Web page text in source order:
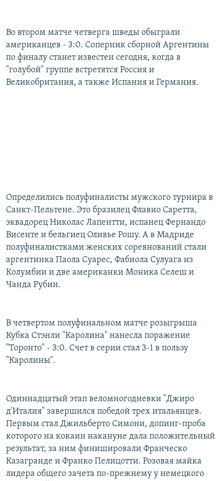
Во втором матче четверга шведы обыграли
американцев - 3:0. Соперник сборной Аргентины
по финалу станет известен сегодня, когда в
"голубой" группе встретятся Россия и
Великобритания, а также Испания и Германия.
Определились полуфиналисты мужского турнира в
Санкт-Пельтене. Это бразилец Флавио Саретта,
эквадорец Николас Лапентти, испанец Фернандо
Висенте и бельгиец Оливье Рошу. А в Мадриде
полуфиналистками женских соревнований стали
аргентинка Паола Суарес, Фабиола Сулуага из
Колумбии и две американки Моника Селеш и
Чанда Рубин.
В четвертом полуфинальном матче розыгрыша
Кубка Стэнли "Каролина" нанесла поражение
"Торонто" - 3:0. Счет в серии стал 3-1 в пользу
"Каролины".
Одиннадцатый этап веломногодневки "Джиро
д'Италия" завершился победой трех итальянцев.
Первым стал Джильберто Симони, допинг-проба
которого на кокаин накануне дала положительный
результат, за ним финишировали Франческо
Казагранде и Франко Пелицотти. Розовая майка
лидера общего зачета по-прежнему у немецкого